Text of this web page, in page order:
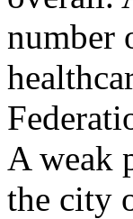
number
A weak
the city